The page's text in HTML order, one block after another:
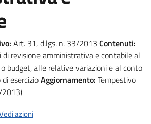
Art. 31, d.lgs. n. 33/2013 Contenuti:
di revisione amministrativa e contabile al
budget, alle relative variazioni e al conto
esercizioAggiornamento: Tempestivo
2013)
azioni